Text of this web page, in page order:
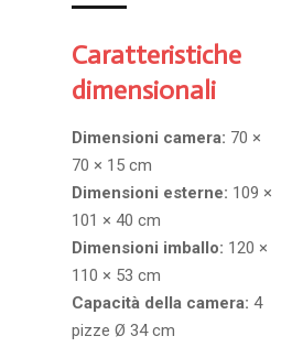
Caratteristiche
dimensionali
Dimensioni camera: 70 ×
70 × 15 cm
Dimensioni esterne: 109 ×
101 × 40 cm
Dimensioni imballo: 120 ×
110 × 53 cm
Capacità della camera: 4
pizze Ø 34 cm